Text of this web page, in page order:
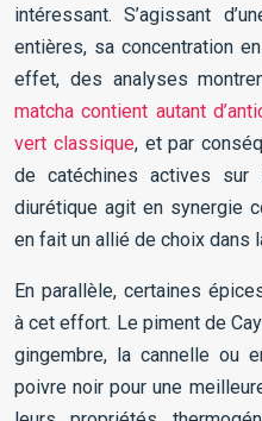
intéressant. S’agissant
entières, sa concentration
effet, des analyses
matcha contient autant
vert classique, et par
de catéchines actives sur
diurétique agit en synergie
en fait un allié de choix dans
En parallèle, certaines
à cet effort. Le piment de
gingembre, la cannelle ou
poivre noir pour une